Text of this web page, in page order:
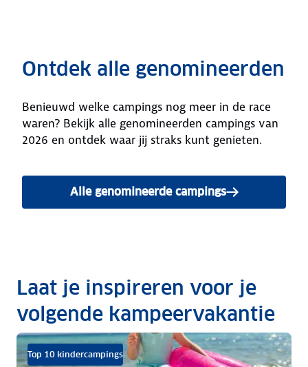
Ontdek alle genomineerden
Benieuwd welke campings nog meer in de race
waren? Bekijk alle genomineerden campings van
2026 en ontdek waar jij straks kunt genieten.
Alle genomineerde campings
Laat je inspireren voor je
volgende kampeervakantie
Top 10 kindercampings